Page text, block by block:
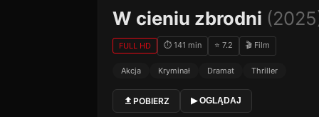
W cieniu zbrodni
FULL HD ⏱ 141 min ⭐ 7.2 🎬 Film
Akcja Kryminał Dramat Thriller
POBIERZ ▶ OGLĄDAJ